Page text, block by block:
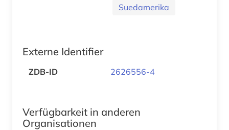
Suedamerika
Externe Identifier
ZDB-ID 2626556-4
Verfügbarkeit in anderen
Organisationen